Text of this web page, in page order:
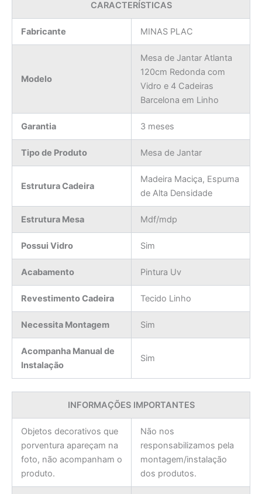
CARACTERÍSTICAS
Fabricante MINAS PLAC
Modelo
Mesa de Jantar Atlanta
120cm Redonda com
Vidro e 4 Cadeiras
Barcelona em Linho
Garantia 3 meses
Tipo de Produto Mesa de Jantar
Estrutura Cadeira
Madeira Maciça, Espuma
de Alta Densidade
Estrutura Mesa Mdf/mdp
Possui Vidro Sim
Acabamento Pintura Uv
Revestimento Cadeira Tecido Linho
Necessita Montagem Sim
Acompanha Manual de
Instalação
Sim
INFORMAÇÕES IMPORTANTES
Objetos decorativos que
porventura apareçam na
foto, não acompanham o
produto.
Não nos
responsabilizamos pela
montagem/instalação
dos produtos.